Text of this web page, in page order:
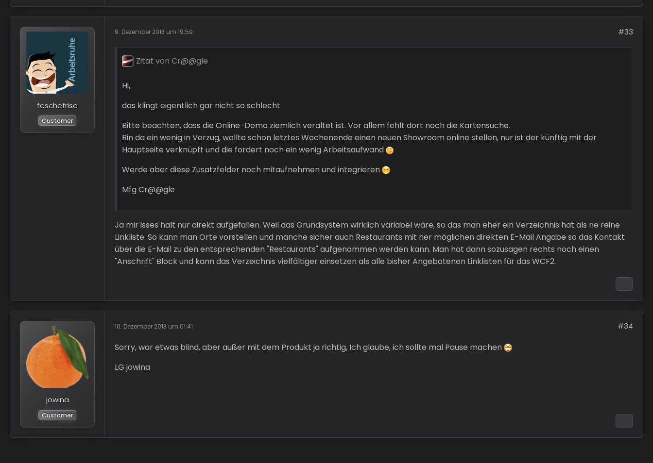
feschefrise
Customer
9. Dezember 2013 um 19:59 #33
Zitat von Cr@@gle
Hi,
das klingt eigentlich gar nicht so schlecht.
Bitte beachten, dass die Online-Demo ziemlich veraltet ist. Vor allem fehlt dort noch die Kartensuche.
Bin da ein wenig in Verzug, wollte schon letztes Wochenende einen neuen Showroom online stellen, nur ist der künftig mit der
Hauptseite verknüpft und die fordert noch ein wenig Arbeitsaufwand
Werde aber diese Zusatzfelder noch mitaufnehmen und integrieren
Mfg Cr@@gle
Ja mir isses halt nur direkt aufgefallen. Weil das Grundsystem wirklich variabel wäre, so das man eher ein Verzeichnis hat als ne reine
Linkliste. So kann man Orte vorstellen und manche sicher auch Restaurants mit ner möglichen direkten E-Mail Angabe so das Kontakt
über die E-Mail zu den entsprechenden "Restaurants" aufgenommen werden kann. Man hat dann sozusagen rechts noch einen
"Anschrift" Block und kann das Verzeichnis vielfältiger einsetzen als alle bisher Angebotenen Linklisten für das WCF2.
jowina
Customer
10. Dezember 2013 um 01:41 #34
Sorry, war etwas blind, aber außer mit dem Produkt ja richtig, Ich glaube, ich sollte mal Pause machen
LG jowina